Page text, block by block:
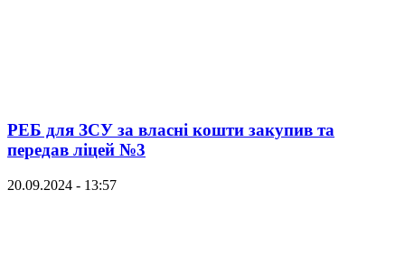
РЕБ для ЗСУ за власні кошти закупив та
передав ліцей №3
20.09.2024 - 13:57